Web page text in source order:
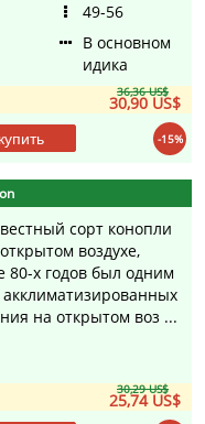
49-56
В основном
идика
36,36 US$
30,90 US$
-15%
купить
сорт конопли
воздухе,
х годов был одним
на открытом воз ...
30,29 US$
25,74 US$